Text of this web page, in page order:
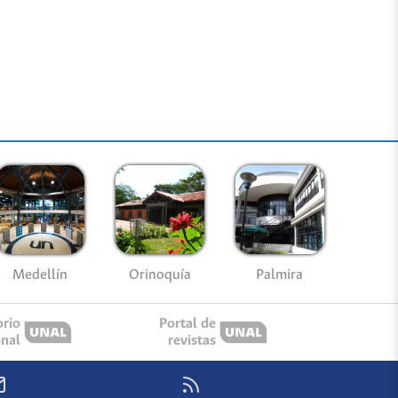
Medellín Orinoquía Palmira
Portal de
revistas